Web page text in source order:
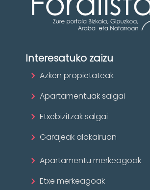
Interesatuko zaizu
Azken propietateak
Apartamentuak salgai
Etxebizitzak salgai
Garajeak alokairuan
Apartamentu merkeagoak
Etxe merkeagoak